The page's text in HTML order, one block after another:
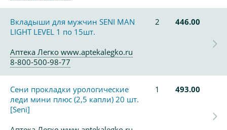
Вкладыши для мужчин SENI MAN
LIGHT LEVEL 1 по 15шт.
2 446.00
Аптека Легко www.aptekalegko.ru
8-800-500-98-77
Сени прокладки урологические
леди мини плюс (2,5 капли) 20 шт.
[Seni]
1 493.00